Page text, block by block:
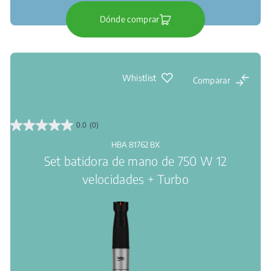
Dónde comprar
Whistlist Comparar
0.0 (0)
0.0
estrellas.
HBA 81762 BX
Set batidora de mano de 750 W 12
velocidades + Turbo